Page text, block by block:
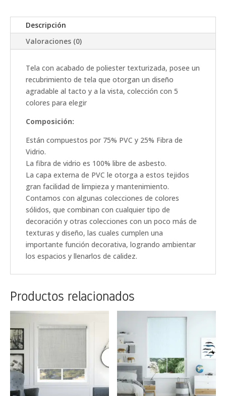
Descripción
Valoraciones (0)
Tela con acabado de poliester texturizada, posee un
recubrimiento de tela que otorgan un diseño
agradable al tacto y a la vista, colección con 5
colores para elegir
Composición:
Están compuestos por 75% PVC y 25% Fibra de
Vidrio.
La fibra de vidrio es 100% libre de asbesto.
La capa externa de PVC le otorga a estos tejidos
gran facilidad de limpieza y mantenimiento.
Contamos con algunas colecciones de colores
sólidos, que combinan con cualquier tipo de
decoración y otras colecciones con un poco más de
texturas y diseño, las cuales cumplen una
importante función decorativa, logrando ambientar
los espacios y llenarlos de calidez.
Productos relacionados